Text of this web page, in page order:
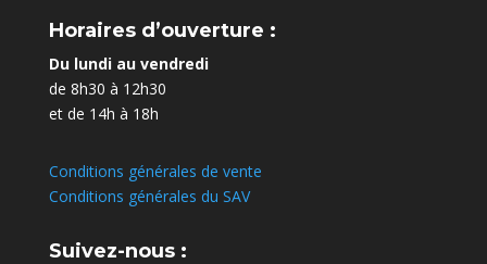
Horaires d’ouverture :
Du lundi au vendredi
de 8h30 à 12h30
et de 14h à 18h
Conditions générales de vente
Conditions générales du SAV
Suivez-nous :